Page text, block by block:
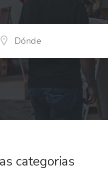
categorias